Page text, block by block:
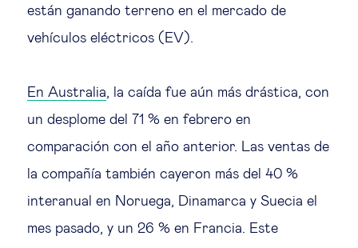
están ganando terreno en el mercado de
vehículos eléctricos (EV).
En Australia, la caída fue aún más drástica, con
un desplome del 71 % en febrero en
comparación con el año anterior. Las ventas de
la compañía también cayeron más del 40 %
interanual en Noruega, Dinamarca y Suecia el
mes pasado, y un 26 % en Francia. Este